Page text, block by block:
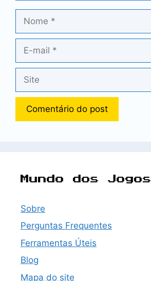
mail
Mundo dos Jogos
Sobre
Perguntas Frequentes
Ferramentas Úteis
Blog
Mapa do site